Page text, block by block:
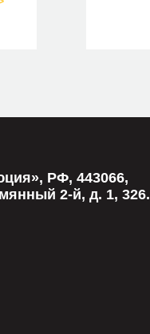
РФ, 443066,
2-й, д. 1, 326.